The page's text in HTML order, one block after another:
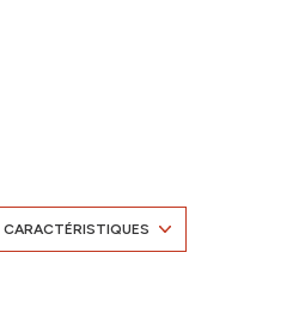
CARACTÉRISTIQUES